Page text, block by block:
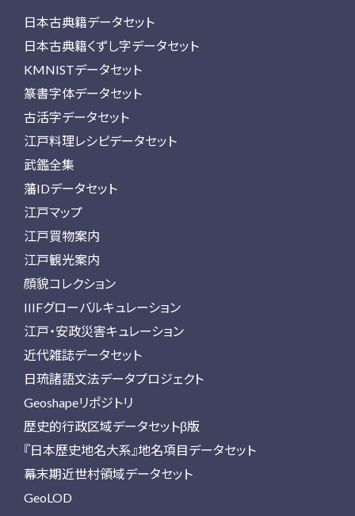
日本古典籍データセット
日本古典籍くずし字データセット
KMNISTデータセット
篆書字体データセット
古活字データセット
江戸料理レシピデータセット
武鑑全集
藩IDデータセット
江戸マップ
江戸買物案内
江戸観光案内
顔貌コレクション
IIIFグローバルキュレーション
江戸・安政災害キュレーション
近代雑誌データセット
日琉諸語文法データプロジェクト
Geoshapeリポジトリ
歴史的行政区域データセットβ版
『日本歴史地名大系』地名項目データセット
幕末期近世村領域データセット
GeoLOD